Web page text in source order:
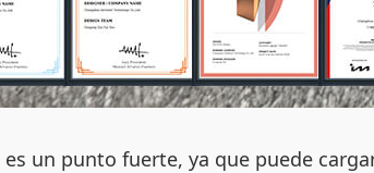
es un punto fuerte, ya que puede